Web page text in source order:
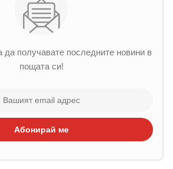
да получавате последните новини в
пощата си!
Абонирай ме